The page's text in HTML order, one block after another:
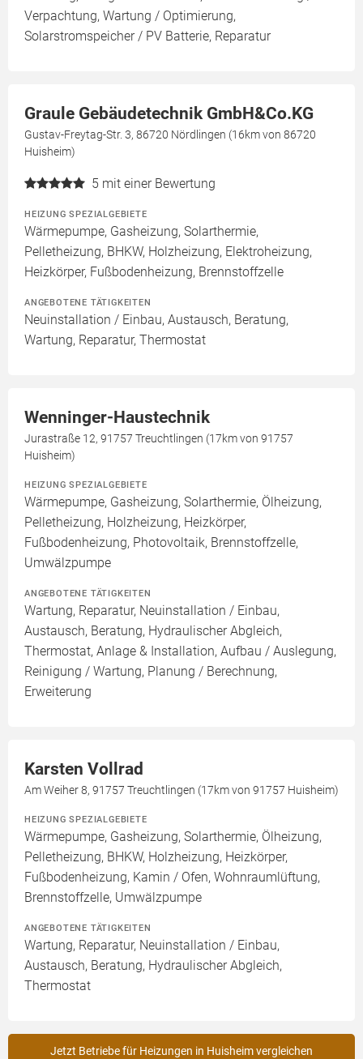
Verpachtung, Wartung / Optimierung,
Solarstromspeicher / PV Batterie, Reparatur
Graule Gebäudetechnik GmbH&Co.KG
Gustav-Freytag-Str. 3, 86720 Nördlingen (16km von 86720
Huisheim)
5 mit einer Bewertung
HEIZUNG SPEZIALGEBIETE
Wärmepumpe, Gasheizung, Solarthermie,
Pelletheizung, BHKW, Holzheizung, Elektroheizung,
Heizkörper, Fußbodenheizung, Brennstoffzelle
ANGEBOTENE TÄTIGKEITEN
Neuinstallation / Einbau, Austausch, Beratung,
Wartung, Reparatur, Thermostat
Wenninger-Haustechnik
Jurastraße 12, 91757 Treuchtlingen (17km von 91757
Huisheim)
HEIZUNG SPEZIALGEBIETE
Wärmepumpe, Gasheizung, Solarthermie, Ölheizung,
Pelletheizung, Holzheizung, Heizkörper,
Fußbodenheizung, Photovoltaik, Brennstoffzelle,
Umwälzpumpe
ANGEBOTENE TÄTIGKEITEN
Wartung, Reparatur, Neuinstallation / Einbau,
Austausch, Beratung, Hydraulischer Abgleich,
Thermostat, Anlage & Installation, Aufbau / Auslegung,
Reinigung / Wartung, Planung / Berechnung,
Erweiterung
Karsten Vollrad
Am Weiher 8, 91757 Treuchtlingen (17km von 91757 Huisheim)
HEIZUNG SPEZIALGEBIETE
Wärmepumpe, Gasheizung, Solarthermie, Ölheizung,
Pelletheizung, BHKW, Holzheizung, Heizkörper,
Fußbodenheizung, Kamin / Ofen, Wohnraumlüftung,
Brennstoffzelle, Umwälzpumpe
ANGEBOTENE TÄTIGKEITEN
Wartung, Reparatur, Neuinstallation / Einbau,
Austausch, Beratung, Hydraulischer Abgleich,
Thermostat
Jetzt Betriebe für Heizungen in Huisheim vergleichen